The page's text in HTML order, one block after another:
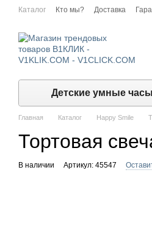
Перейти к основному контенту
Каталог Кто мы? Доставка
Детские умные часы
Главная Каталог Happy Smile
Тортовая
В наличии Артикул: 45547